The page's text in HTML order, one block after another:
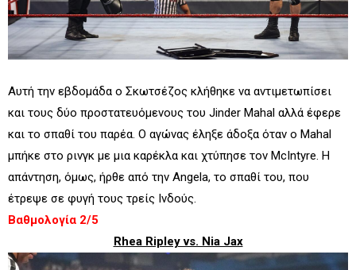
Αυτή την εβδομάδα ο Σκωτσέζος κλήθηκε να αντιμετωπίσει
και τους δύο προστατευόμενους του Jinder Mahal αλλά έφερε
και το σπαθί του παρέα. Ο αγώνας έληξε άδοξα όταν ο Mahal
μπήκε στο ρινγκ με μια καρέκλα και χτύπησε τον McIntyre. Η
απάντηση, όμως, ήρθε από την Angela, το σπαθί του, που
έτρεψε σε φυγή τους τρείς Ινδούς.
Βαθμολογία 2/5
Rhea Ripley vs. Nia Jax